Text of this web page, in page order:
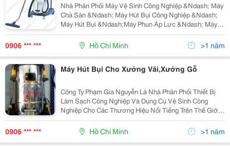
Nhà Phân Phối Máy Vệ Sinh Công Nghiệp &Ndash; Máy
Chà Sàn &Ndash; Máy Hút Bụi Công Nghiệp &Ndash;
Máy Hút Bụi &Ndash;Máy Phun Áp Lực &Ndash; Máy
Đánh Sàn &Ndash; Máy Giặt Thảm &Ndash; Máy Lau
Sàn &Ndash; Phụ Kiện Motor Thay Thế Các Thiếtbị Vệ
0906 *** *** Hồ Chí Minh >1 năm
Máy Hút Bụi Cho Xưởng Vãi,Xưởng Gỗ
Công Ty Phạm Gia Nguyễn Là Nhà Phân Phối Thiết Bị
Làm Sạch Công Nghiệp Và Dụng Cụ Vệ Sinh Công
Nghiệp Cho Các Thương Hiệu Nổi Tiếng Trên Thế Giới
Như: Fiorentini, Lavor, Karcher, Sancos, Roly, Hiclean,
Clean Maid &Hellip; Máy Hút Bụi Công Nghiệp S
0906 *** *** Hồ Chí Minh >1 năm